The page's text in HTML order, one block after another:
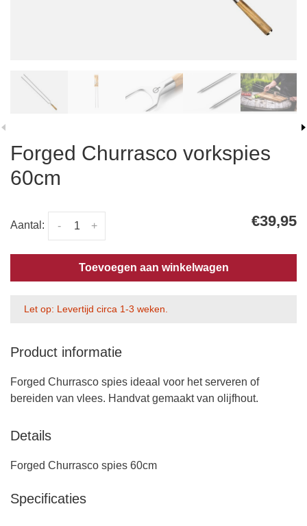
Forged Churrasco vorkspies
60cm
Aantal: +
- €39,95
Toevoegen aan winkelwagen
Let op: Levertijd circa 1-3 weken.
Product informatie
Forged Churrasco spies ideaal voor het serveren of
bereiden van vlees. Handvat gemaakt van olijfhout.
Details
Forged Churrasco spies 60cm
Specificaties